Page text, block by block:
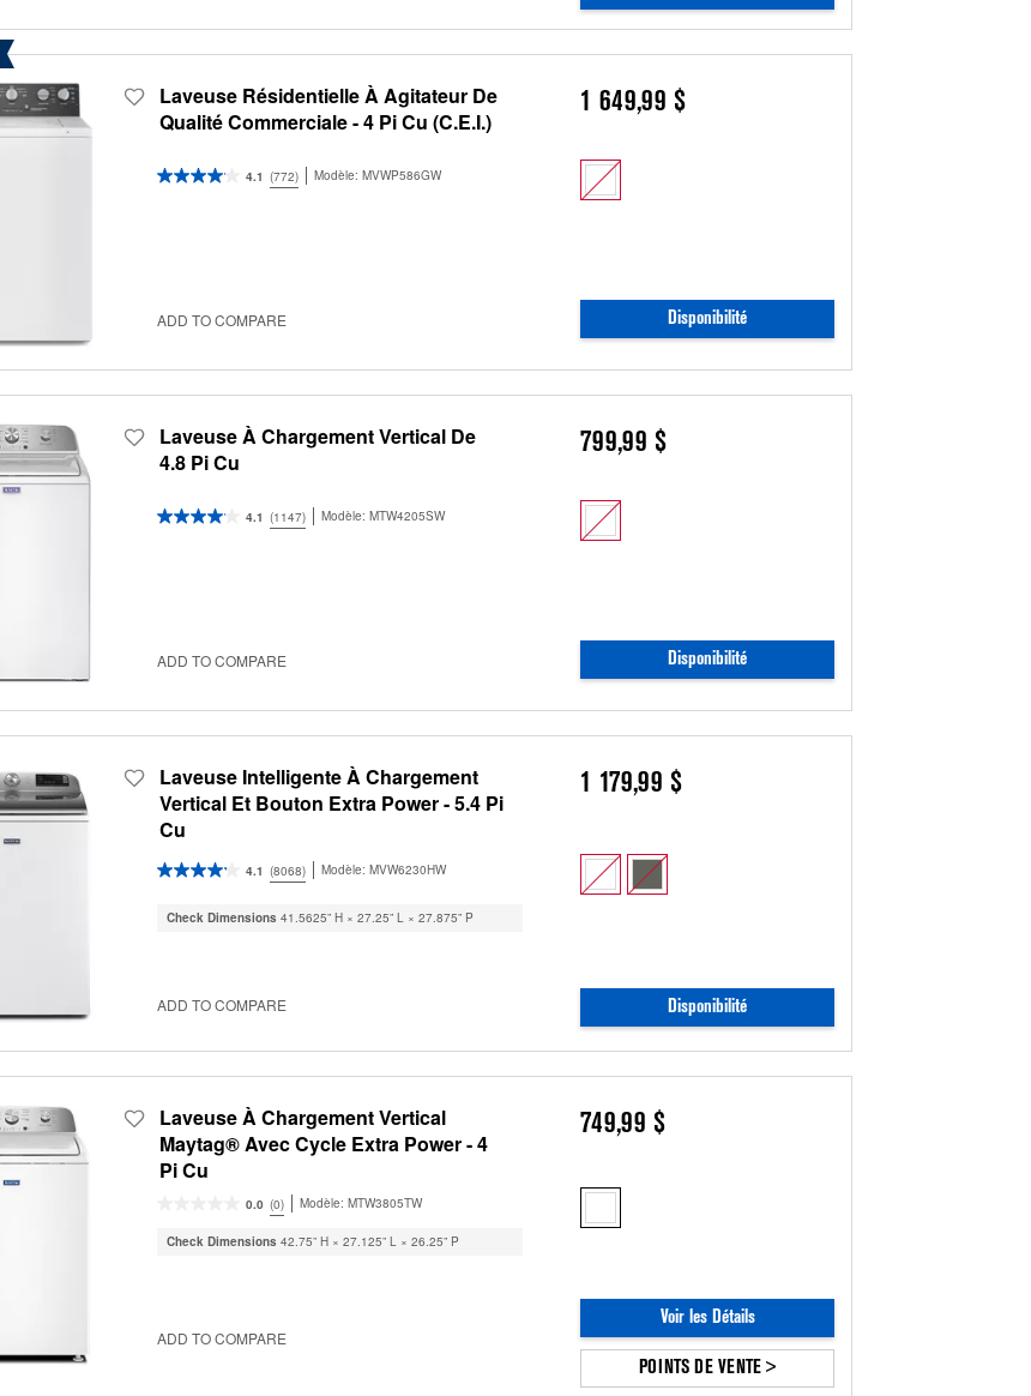
Laveuse Résidentielle À Agitateur De
Qualité Commerciale - 4 Pi Cu (C.E.I.)
4.1 (772) Modèle:MVWP586GW
ADD TO COMPARE
1 649,99 $
Disponibilité
Laveuse À Chargement Vertical De
4.8 Pi Cu
4.1 (1147) Modèle:MTW4205SW
ADD TO COMPARE
799,99 $
Disponibilité
Laveuse Intelligente À Chargement
Vertical Et Bouton Extra Power - 5.4 Pi
Cu
4.1 (8068) Modèle:MVW6230HW
ADD TO COMPARE
Check Dimensions41.5625” H × 27.25” L × 27.875” P
1 179,99 $
Disponibilité
Laveuse À Chargement Vertical
Maytag® Avec Cycle Extra Power - 4
Pi Cu
0.0 (0) Modèle:MTW3805TW
ADD TO COMPARE
Check Dimensions42.75” H × 27.125” L × 26.25” P
749,99 $
Voir les Détails
POINTS DE VENTE >